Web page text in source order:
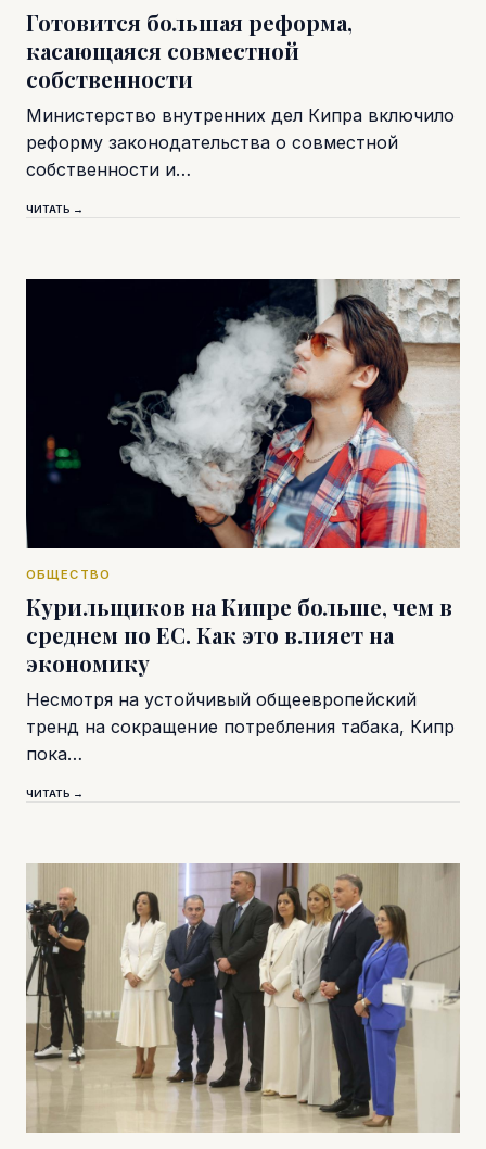
Готовится большая реформа,
касающаяся совместной
собственности
Министерство внутренних дел Кипра включило
реформу законодательства о совместной
собственности и…
ЧИТАТЬ →
ОБЩЕСТВО
Курильщиков на Кипре больше, чем в
среднем по ЕС. Как это влияет на
экономику
Несмотря на устойчивый общеевропейский
тренд на сокращение потребления табака, Кипр
пока…
ЧИТАТЬ →